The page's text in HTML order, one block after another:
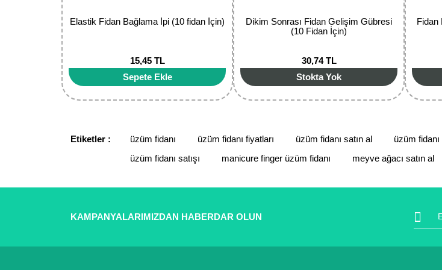
Elastik Fidan Bağlama İpi (10 fidan İçin)
15,45 TL
Sepete Ekle
Dikim Sonrası Fidan Gelişim Gübresi
(10 Fidan İçin)
30,74 TL
Stokta Yok
Fidan
Etiketler : üzüm fidanı üzüm fidanı fiyatları üzüm fidanı satın al üzüm fidanı
üzüm fidanı satışı
manicure finger üzüm fidanı meyve ağacı satın al
KAMPANYALARIMIZDAN HABERDAR OLUN